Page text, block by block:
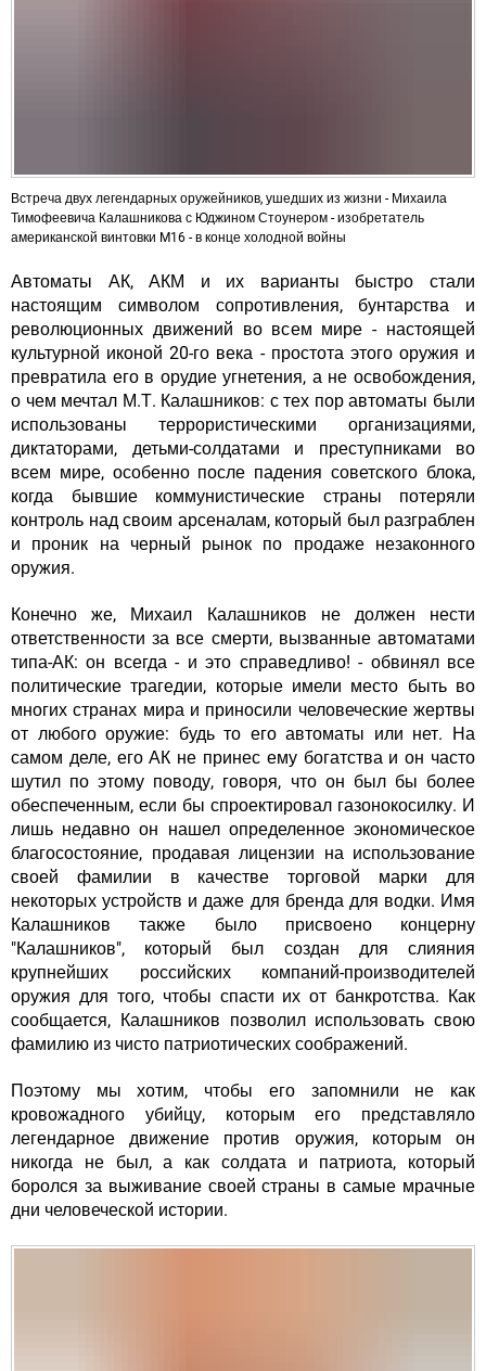
Встреча двух легендарных оружейников, ушедших из жизни - Михаила
Тимофеевича Калашникова с Юджином Стоунером - изобретатель
американской винтовки M16 - в конце холодной войны
Автоматы АК, АКМ и их варианты быстро стали
настоящим символом сопротивления, бунтарства и
революционных движений во всем мире - настоящей
культурной иконой 20-го века - простота этого оружия и
превратила его в орудие угнетения, а не освобождения,
о чем мечтал М.Т. Калашников: с тех пор автоматы были
использованы террористическими организациями,
диктаторами, детьми-солдатами и преступниками во
всем мире, особенно после падения советского блока,
когда бывшие коммунистические страны потеряли
контроль над своим арсеналам, который был разграблен
и проник на черный рынок по продаже незаконного
оружия.
Конечно же, Михаил Калашников не должен нести
ответственности за все смерти, вызванные автоматами
типа-АК: он всегда - и это справедливо! - обвинял все
политические трагедии, которые имели место быть во
многих странах мира и приносили человеческие жертвы
от любого оружие: будь то его автоматы или нет. На
самом деле, его АК не принес ему богатства и он часто
шутил по этому поводу, говоря, что он был бы более
обеспеченным, если бы спроектировал газонокосилку. И
лишь недавно он нашел определенное экономическое
благосостояние, продавая лицензии на использование
своей фамилии в качестве торговой марки для
некоторых устройств и даже для бренда для водки. Имя
Калашников также было присвоено концерну
"Калашников", который был создан для слияния
крупнейших российских компаний-производителей
оружия для того, чтобы спасти их от банкротства. Как
сообщается, Калашников позволил использовать свою
фамилию из чисто патриотических соображений.
Поэтому мы хотим, чтобы его запомнили не как
кровожадного убийцу, которым его представляло
легендарное движение против оружия, которым он
никогда не был, а как солдата и патриота, который
боролся за выживание своей страны в самые мрачные
дни человеческой истории.